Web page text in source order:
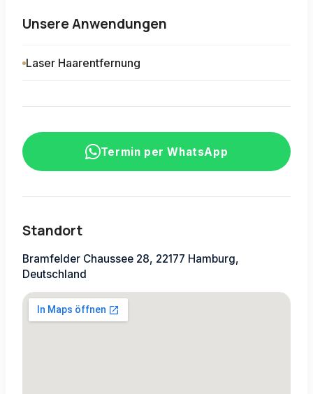
Unsere Anwendungen
Laser Haarentfernung
Termin per WhatsApp
Standort
Bramfelder Chaussee 28, 22177 Hamburg,
Deutschland